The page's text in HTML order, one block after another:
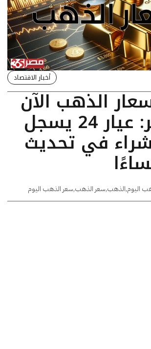
أخبار الاقتصاد
الذهب الآن
في مصر: عيار 24 يسجل
للشراء في تحديث
اليوم,الذهب,سعر الذهب,سعر الذهب اليوم